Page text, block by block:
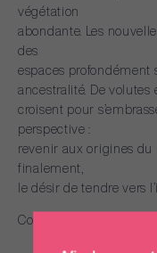
végétation
abondante.
Les
des
espaces profondément
ancestralité. De volutes
croisent pour
perspective :
revenir aux origines du
finalement,
le désir de tendre vers
Commissariat